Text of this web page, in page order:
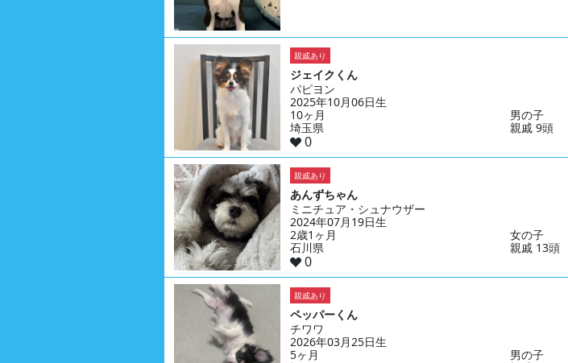
親戚あり
ジェイクくん
パピヨン
2025年10月06日生
10ヶ月
男の子
埼玉県
親戚 9頭
0
親戚あり
あんずちゃん
ミニチュア・シュナウザー
2024年07月19日生
2歳1ヶ月
女の子
石川県
親戚 13頭
0
親戚あり
ペッパーくん
チワワ
2026年03月25日生
5ヶ月
男の子